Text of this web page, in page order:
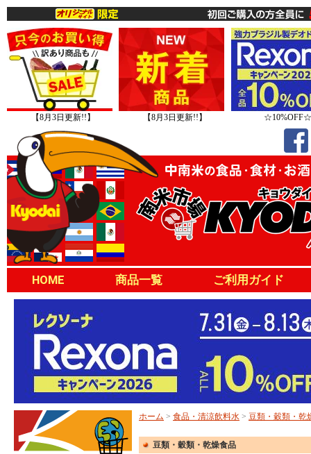
【8月3日更新!!】 【8月3日更新!!】 ☆10%OFF☆
HOME 商品一覧 ご利用ガイド
ホーム > 食品・清涼飲料水 > 豆類・穀類・乾
豆類・穀類・乾燥食品